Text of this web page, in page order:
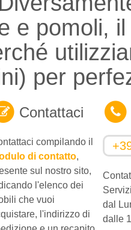
e pomoli,
per
Contattaci
compilando il
di contatto,
sul nostro sito,
l'elenco dei
che vuoi
l'indirizzo di
dal
dalle